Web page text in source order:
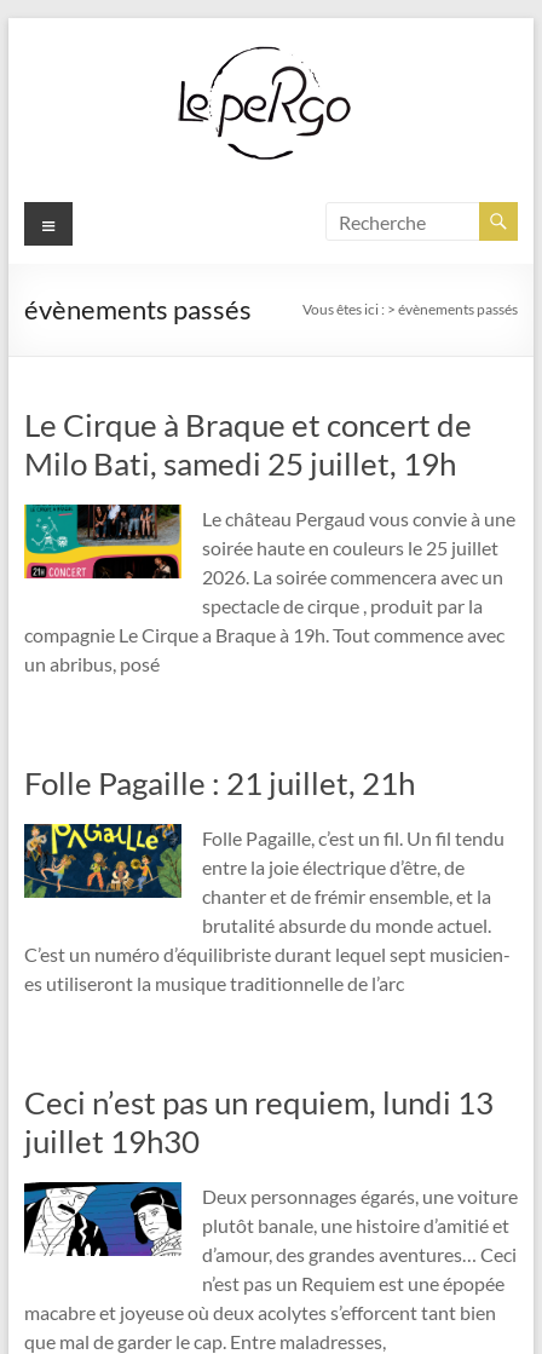
Menu
évènements passés Vous êtes ici : >évènements passés
Le Cirque à Braque et concert de
Milo Bati, samedi 25 juillet, 19h
Le château Pergaud vous convie à une
soirée haute en couleurs le 25 juillet
2026. La soirée commencera avec un
spectacle de cirque , produit par la
compagnie Le Cirque a Braque à 19h. Tout commence avec
un abribus, posé
Folle Pagaille : 21 juillet, 21h
Folle Pagaille, c’est un fil. Un fil tendu
entre la joie électrique d’être, de
chanter et de frémir ensemble, et la
brutalité absurde du monde actuel.
C’est un numéro d’équilibriste durant lequel sept musicien-
es utiliseront la musique traditionnelle de l’arc
Ceci n’est pas un requiem, lundi 13
juillet 19h30
Deux personnages égarés, une voiture
plutôt banale, une histoire d’amitié et
d’amour, des grandes aventures… Ceci
n’est pas un Requiem est une épopée
macabre et joyeuse où deux acolytes s’efforcent tant bien
que mal de garder le cap. Entre maladresses,